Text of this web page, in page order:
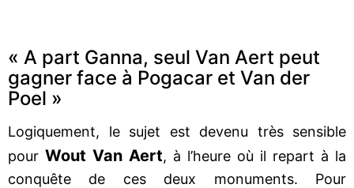
« A part Ganna, seul Van Aert peut
gagner face à Pogacar et Van der
Poel »
Logiquement, le sujet est devenu très sensible
pour Wout Van Aert, à l’heure où il repart à la
conquête de ces deux monuments. Pour